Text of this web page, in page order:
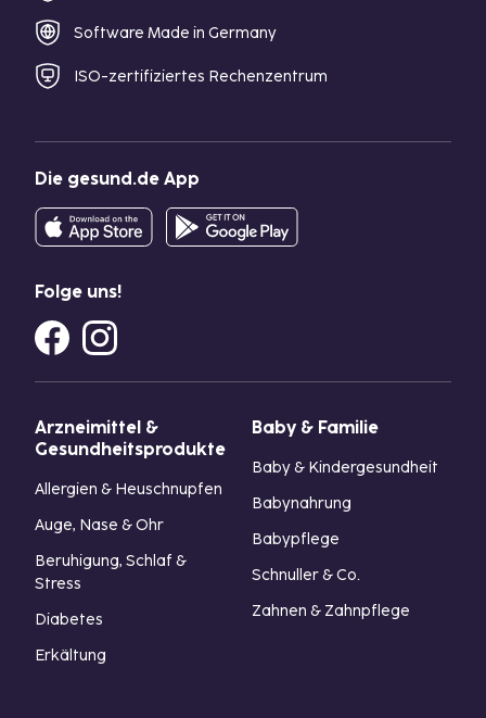
Software Made in Germany
ISO-zertifiziertes Rechenzentrum
Die gesund.de App
Folge uns!
Arzneimittel &
Gesundheitsprodukte
Allergien & Heuschnupfen
Auge, Nase & Ohr
Beruhigung, Schlaf &
Stress
Diabetes
Erkältung
Baby & Familie
Baby & Kindergesundheit
Babynahrung
Babypflege
Schnuller & Co.
Zahnen & Zahnpflege